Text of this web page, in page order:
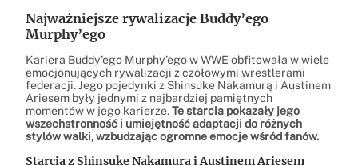
Najważniejsze rywalizacje Buddy’ego
Murphy’ego
Kariera Buddy’ego Murphy’ego w WWE obfitowała w wiele
emocjonujących rywalizacji z czołowymi wrestlerami
federacji. Jego pojedynki z Shinsuke Nakamurą i Austinem
Ariesem były jednymi z najbardziej pamiętnych
momentów w jego karierze.Te starcia pokazały jego
wszechstronność i umiejętność adaptacji do różnych
stylów walki, wzbudzając ogromne emocje wśród fanów.
Starcia z Shinsuke Nakamurą i Austinem Ariesem